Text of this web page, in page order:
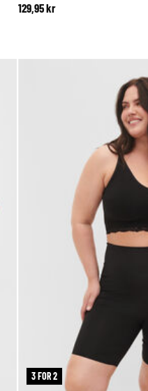
129,95 kr
3 FOR 2